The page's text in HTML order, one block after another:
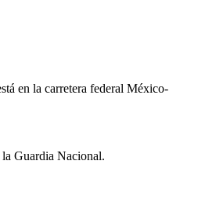
en la carretera federal México-
Guardia Nacional.